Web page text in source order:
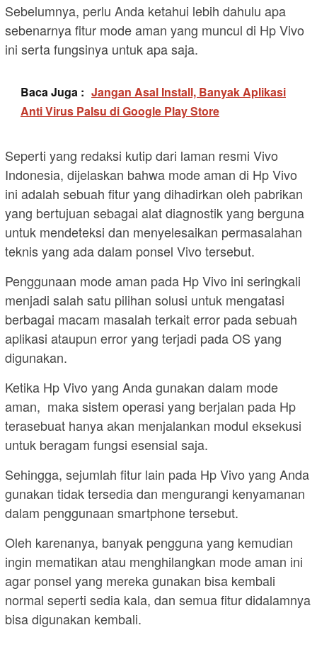
Sebelumnya, perlu Anda ketahui lebih dahulu apa
sebenarnya fitur mode aman yang muncul di Hp Vivo
ini serta fungsinya untuk apa saja.
Baca Juga : Jangan Asal Install, Banyak Aplikasi
Anti Virus Palsu di Google Play Store
Seperti yang redaksi kutip dari laman resmi Vivo
Indonesia, dijelaskan bahwa mode aman di Hp Vivo
ini adalah sebuah fitur yang dihadirkan oleh pabrikan
yang bertujuan sebagai alat diagnostik yang berguna
untuk mendeteksi dan menyelesaikan permasalahan
teknis yang ada dalam ponsel Vivo tersebut.
Penggunaan mode aman pada Hp Vivo ini seringkali
menjadi salah satu pilihan solusi untuk mengatasi
berbagai macam masalah terkait error pada sebuah
aplikasi ataupun error yang terjadi pada OS yang
digunakan.
Ketika Hp Vivo yang Anda gunakan dalam mode
aman, maka sistem operasi yang berjalan pada Hp
terasebuat hanya akan menjalankan modul eksekusi
untuk beragam fungsi esensial saja.
Sehingga, sejumlah fitur lain pada Hp Vivo yang Anda
gunakan tidak tersedia dan mengurangi kenyamanan
dalam penggunaan smartphone tersebut.
Oleh karenanya, banyak pengguna yang kemudian
ingin mematikan atau menghilangkan mode aman ini
agar ponsel yang mereka gunakan bisa kembali
normal seperti sedia kala, dan semua fitur didalamnya
bisa digunakan kembali.